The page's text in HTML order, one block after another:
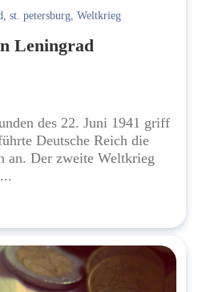
, st. petersburg, Weltkrieg
Leningrad
des 22. Juni 1941 griff
Deutsche Reich die
an. Der zweite Weltkrieg